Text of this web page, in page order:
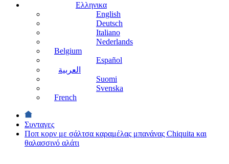
Ελληνικα
English
Deutsch
Italiano
Nederlands
Belgium
Español
العربية
Suomi
Svenska
French
Συνταγες
Ποπ κορν με σάλτσα καραμέλας μπανάνας Chiquita και
θαλασσινό αλάτι